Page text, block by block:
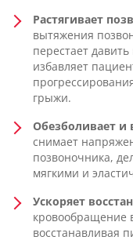
Растягивает
вытяжения
перестает
избавляет
грыжи.
Обезболивает и
снимает
позвоночника,
мягкими и
Ускоряет
кровообращение
восстанавливая